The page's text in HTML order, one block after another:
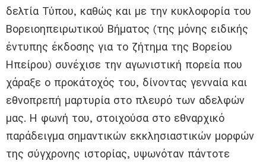
δελτία Τύπου, καθώς και με την κυκλοφορία του
Βορειοηπειρωτικού Βήματος (της μόνης ειδικής
έντυπης έκδοσης για το ζήτημα της Βορείου
Ηπείρου) συνέχισε την αγωνιστική πορεία που
χάραξε ο προκάτοχός του, δίνοντας γενναία και
εθνοπρεπή μαρτυρία στο πλευρό των αδελφών
μας. Η φωνή του, στοιχούσα στο εθναρχικό
παράδειγμα σημαντικών εκκλησιαστικών μορφών
της σύγχρονης ιστορίας, υψωνόταν πάντοτε